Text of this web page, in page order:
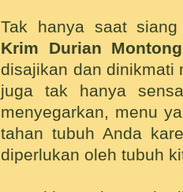
Tak hanya saat
Krim Durian
disajikan dan dinikmati
juga tak hanya
menyegarkan, menu
tahan tubuh Anda
diperlukan oleh tubuh